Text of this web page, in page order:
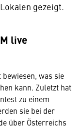
gezeigt.
live
bewiesen, was sie
kann. Zuletzt hat
zu einem
sie bei der
über Österreichs